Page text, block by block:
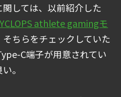
しては、以前紹介した
athlete gamingモ
ちらをチェックしていた
C端子が用意されてい
。